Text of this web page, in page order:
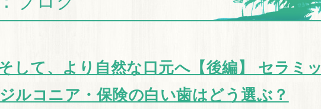
して、より自然な口元へ【後編】 セラミッ
ルコニア・保険の白い歯はどう選ぶ？